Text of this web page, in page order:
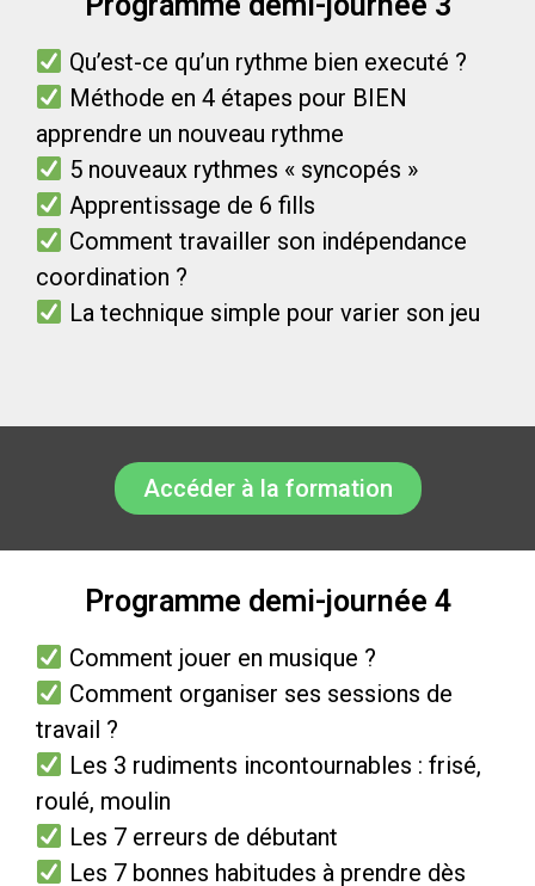
Qu’est-ce qu’un rythme bien executé ?
Méthode en 4 étapes pour BIEN
apprendre un nouveau rythme
5 nouveaux rythmes « syncopés »
Apprentissage de 6 fills
Comment travailler son indépendance
coordination ?
La technique simple pour varier son jeu
Accéder à la formation
Programme demi-journée 4
Comment jouer en musique ?
Comment organiser ses sessions de
travail ?
Les 3 rudiments incontournables : frisé,
roulé, moulin
Les 7 erreurs de débutant
Les 7 bonnes habitudes à prendre dès